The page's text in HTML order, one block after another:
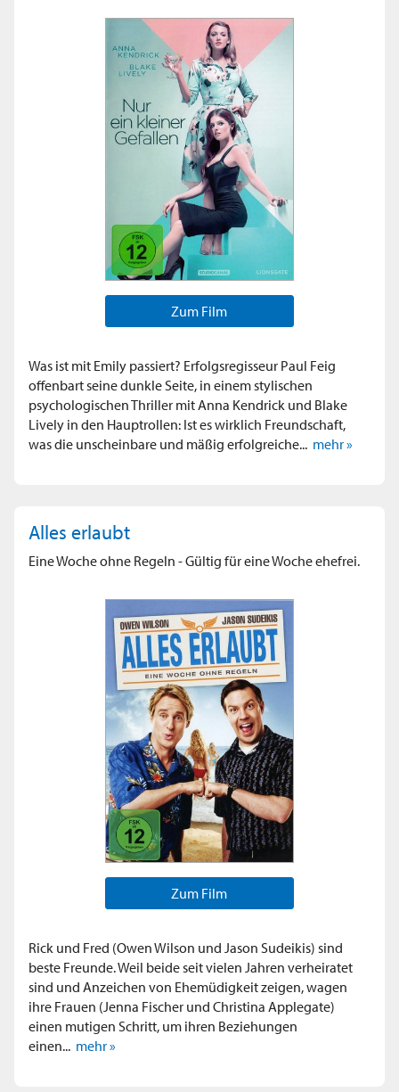
Zum Film
Was ist mit Emily passiert? Erfolgsregisseur Paul Feig
offenbart seine dunkle Seite, in einem stylischen
psychologischen Thriller mit Anna Kendrick und Blake
Lively in den Hauptrollen: Ist es wirklich Freundschaft,
was die unscheinbare und mäßig erfolgreiche... mehr »
Alles erlaubt
Eine Woche ohne Regeln - Gültig für eine Woche ehefrei.
Zum Film
Rick und Fred (Owen Wilson und Jason Sudeikis) sind
beste Freunde. Weil beide seit vielen Jahren verheiratet
sind und Anzeichen von Ehemüdigkeit zeigen, wagen
ihre Frauen (Jenna Fischer und Christina Applegate)
einen mutigen Schritt, um ihren Beziehungen
einen... mehr »